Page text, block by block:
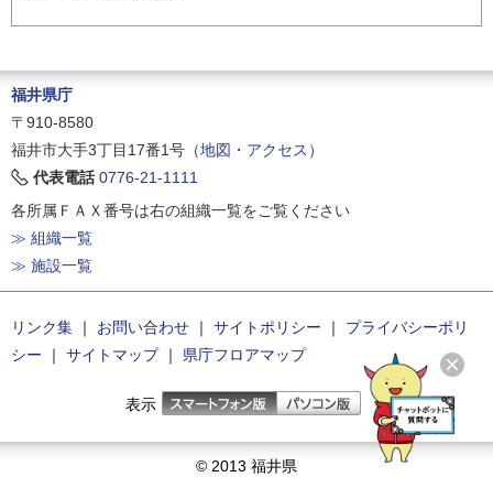
福井県庁
〒910-8580
福井市大手3丁目17番1号（地図・アクセス ）
代表電話 0776-21-1111
各所属ＦＡＸ番号は右の組織一覧をご覧ください
≫ 組織一覧
≫ 施設一覧
リンク集 ｜ お問い合わせ ｜ サイトポリシー ｜
プライバシーポリ
シー ｜ サイトマップ｜ 県庁フロアマップ
表示
© 2013 福井県